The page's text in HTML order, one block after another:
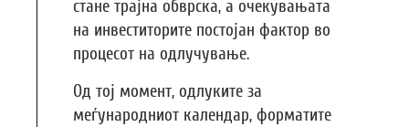
стане трајна обврска, а очекувањата
на инвеститорите постојан фактор во
процесот на одлучување.
Од тој момент, одлуките за
меѓународниот календар, форматите